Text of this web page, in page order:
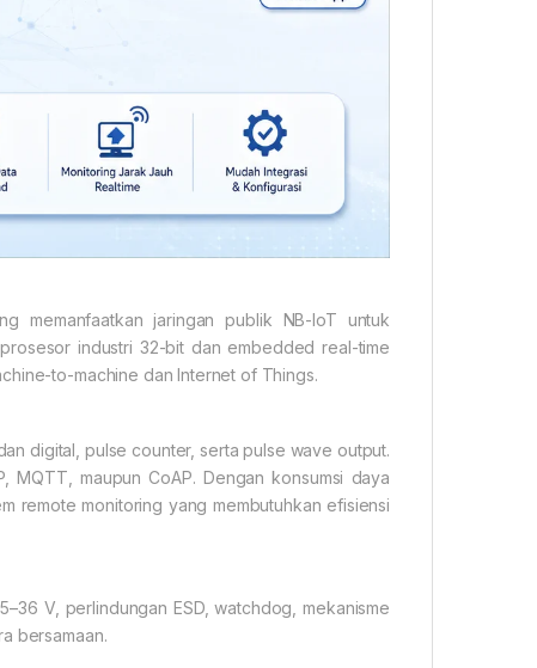
memanfaatkan jaringan publik NB-IoT untuk
industri 32-bit dan embedded real-time
to-machine dan Internet of Things.
digital, pulse counter, serta pulse wave output.
MQTT, maupun CoAP. Dengan konsumsi daya
remote monitoring yang membutuhkan efisiensi
V, perlindungan ESD, watchdog, mekanisme
bersamaan.